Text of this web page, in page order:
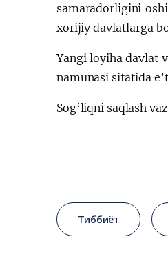
samaradorligini
xorijiy davlatlarga
Yangi loyiha davlat
namunasi sifatida
Sog‘liqni saqlash
Тиббиёт